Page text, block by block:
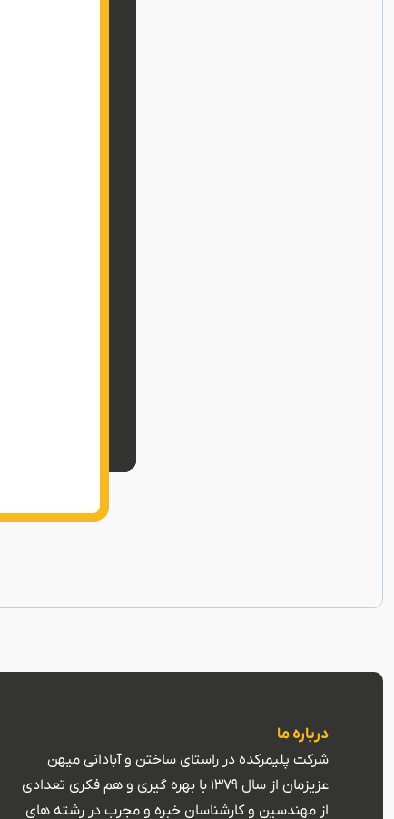
درباره ما
شرکت پلیمرکده در راستای ساختن و آبادانی میهن
عزیزمان از سال 1379 با بهره گیری و هم فکری تعدادی
از مهندسین و کارشناسان خبره و مجرب در رشته های